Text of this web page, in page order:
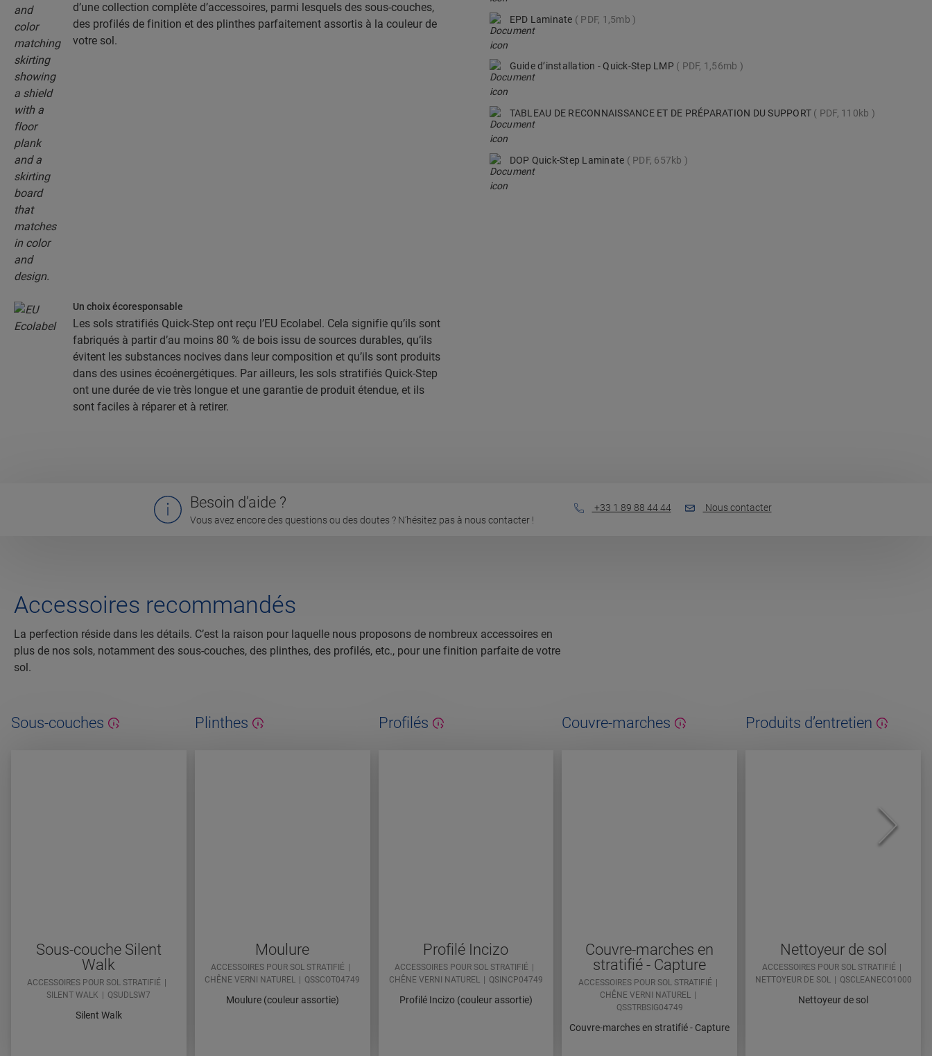
d’une collection complète d’accessoires, parmi lesquels des sous-couches,
des profilés de finition et des plinthes parfaitement assortis à la couleur de
votre sol.
Un choix écoresponsable
Les sols stratifiés Quick-Step ont reçu l’EU Ecolabel. Cela signifie qu’ils sont
fabriqués à partir d’au moins 80 % de bois issu de sources durables, qu’ils
évitent les substances nocives dans leur composition et qu’ils sont produits
dans des usines écoénergétiques. Par ailleurs, les sols stratifiés Quick-Step
ont une durée de vie très longue et une garantie de produit étendue, et ils
sont faciles à réparer et à retirer.
EPD Laminate PDF, 1,5mb
Guide d’installation - Quick-Step LMP PDF, 1,56mb
TABLEAU DE RECONNAISSANCE ET DE PRÉPARATION DU SUPPORT PDF, 110kb
DOP Quick-Step Laminate PDF, 657kb
Besoin d’aide ?
Vous avez encore des questions ou des doutes ? N’hésitez pas à nous contacter !
+33 1 89 88 44 44 Nous contacter
Accessoires recommandés
La perfection réside dans les détails. C’est la raison pour laquelle nous proposons de nombreux accessoires en
plus de nos sols, notamment des sous-couches, des plinthes, des profilés, etc., pour une finition parfaite de votre
sol.
Sous-couches
Sous-couche Silent
Walk
ACCESSOIRES POUR SOL STRATIFIÉ
SILENT WALK
QSUDLSW7
Silent Walk
Plinthes
Moulure
ACCESSOIRES POUR SOL STRATIFIÉ
CHÊNE VERNI NATUREL
QSSCOT04749
Moulure (couleur assortie)
Profilés
Profilé Incizo
ACCESSOIRES POUR SOL STRATIFIÉ
CHÊNE VERNI NATUREL
QSINCP04749
Profilé Incizo (couleur assortie)
Couvre-marches
Couvre-marches en
stratifié - Capture
ACCESSOIRES POUR SOL STRATIFIÉ
CHÊNE VERNI NATUREL
QSSTRBSIG04749
Couvre-marches en stratifié - Capture
Produits d’entretien
Nettoyeur de sol
ACCESSOIRES POUR SOL STRATIFIÉ
NETTOYEUR DE SOL
QSCLEANECO1000
Nettoyeur de sol